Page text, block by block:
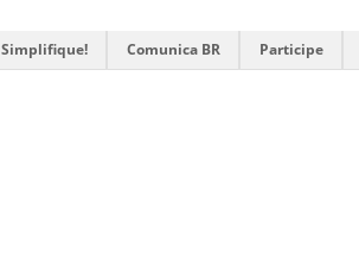
Simplifique! Comunica BR Participe